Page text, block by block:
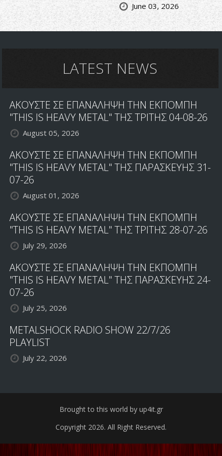
June 03, 2026
LATEST NEWS
ΑΚΟΥΣΤΕ ΣΕ ΕΠΑΝΑΛΗΨΗ ΤΗΝ ΕΚΠΟΜΠΗ
"THIS IS HEAVY METAL" ΤΗΣ ΤΡΙΤΗΣ 04-08-26
August 05, 2026
ΑΚΟΥΣΤΕ ΣΕ ΕΠΑΝΑΛΗΨΗ ΤΗΝ ΕΚΠΟΜΠΗ
"THIS IS HEAVY METAL" ΤΗΣ ΠΑΡΑΣΚΕΥΗΣ 31-
07-26
August 01, 2026
ΑΚΟΥΣΤΕ ΣΕ ΕΠΑΝΑΛΗΨΗ ΤΗΝ ΕΚΠΟΜΠΗ
"THIS IS HEAVY METAL" ΤΗΣ ΤΡΙΤΗΣ 28-07-26
July 29, 2026
ΑΚΟΥΣΤΕ ΣΕ ΕΠΑΝΑΛΗΨΗ ΤΗΝ ΕΚΠΟΜΠΗ
"THIS IS HEAVY METAL" ΤΗΣ ΠΑΡΑΣΚΕΥΗΣ 24-
07-26
July 25, 2026
METALSHOCK RADIO SHOW 22/7/26
PLAYLIST
July 22, 2026
Brought to this world by up4it.gr
Copyright 2026. All Right Reserved.